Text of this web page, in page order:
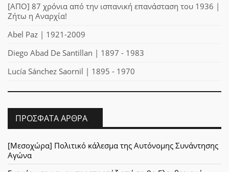
[ΑΠΟ] 87 χρόνια από την ισπανική επανάσταση του 1936 |
Ζήτω η Αναρχία!
Abel Paz | 1921-2009
Diego Abad De Santillan | 1897 - 1983
Lucía Sánchez Saornil | 1895 - 1970
ΠΡΌΣΦΑΤΑ ΆΡΘΡΑ
[Μεσοχώρα] Πολιτικό κάλεσμα της Αυτόνομης Συνάντησης
Αγώνα